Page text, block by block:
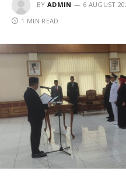
BY ADMIN 6 AUGUST
1 MIN READ